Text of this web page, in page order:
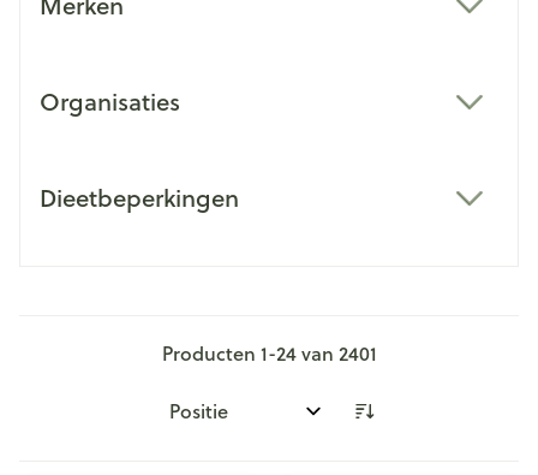
Organisaties
Dieetbeperkingen
Producten 1-24van 2401
Sorteer op: